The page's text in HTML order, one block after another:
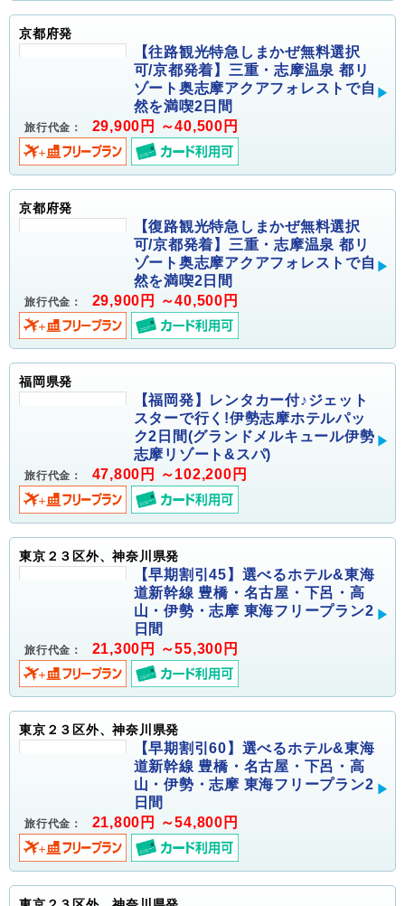
京都府発
【往路観光特急しまかぜ無料選択
可/京都発着】三重・志摩温泉 都リ
ゾート奥志摩アクアフォレストで自
然を満喫2日間
旅行代金： 29,900円 ～40,500円
京都府発
【復路観光特急しまかぜ無料選択
可/京都発着】三重・志摩温泉 都リ
ゾート奥志摩アクアフォレストで自
然を満喫2日間
旅行代金： 29,900円 ～40,500円
福岡県発
【福岡発】レンタカー付♪ジェット
スターで行く!伊勢志摩ホテルパッ
ク2日間(グランドメルキュール伊勢
志摩リゾート&スパ)
旅行代金： 47,800円 ～102,200円
東京２３区外、神奈川県発
【早期割引45】選べるホテル&東海
道新幹線 豊橋・名古屋・下呂・高
山・伊勢・志摩 東海フリープラン2
日間
旅行代金： 21,300円 ～55,300円
東京２３区外、神奈川県発
【早期割引60】選べるホテル&東海
道新幹線 豊橋・名古屋・下呂・高
山・伊勢・志摩 東海フリープラン2
日間
旅行代金： 21,800円 ～54,800円